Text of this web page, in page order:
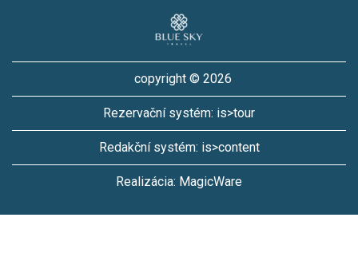
copyright © 2026
Rezervační systém: is>tour
Redakční systém: is>content
Realizácia: MagicWare